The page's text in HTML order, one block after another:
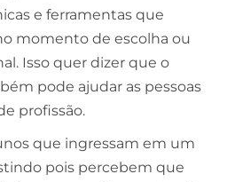
e ferramentas que
momento de escolha ou
Isso quer dizer que o
pode ajudar as pessoas
profissão.
que ingressam em um
pois percebem que